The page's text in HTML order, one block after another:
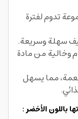
تدوم لفترة
سهلة وسريعة.
وخالية من مادة
مما يسهل
باللون الأخضر :